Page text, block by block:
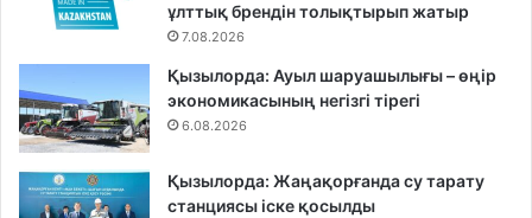
ұлттық брендін толықтырып жатыр
7.08.2026
Қызылорда: Ауыл шаруашылығы – өңір
экономикасының негізгі тірегі
6.08.2026
Қызылорда: Жаңақорғанда су тарату
станциясы іске қосылды